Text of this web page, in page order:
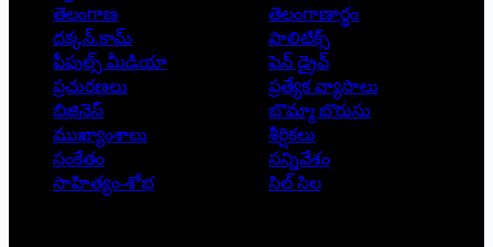
తెలంగాణ
తెలంగాణార్థం
దక్కన్.కామ్
పాలిటిక్స్
పీపుల్స్ ‌మీడియా
పెన్ డ్రైవ్
ప్రచురణలు
ప్రత్యేక వ్యాసాలు
బిజినెస్
బొమ్మా బొరుసు
ముఖ్యాంశాలు
శీర్షికలు
సంకేతం
సన్నివేశం
సాహిత్యం-శోభ
సిల్ సిల